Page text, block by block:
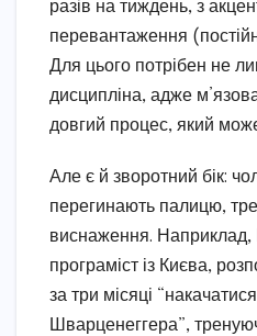
разів на тиждень, з
перевантаження
Для цього потрібен не
дисципліна, адже
довгий процес, який
Але є й зворотний бік:
перегинають палицю,
виснаження. Наприклад,
програміст із Києва,
за три місяці
Шварценеггера”,